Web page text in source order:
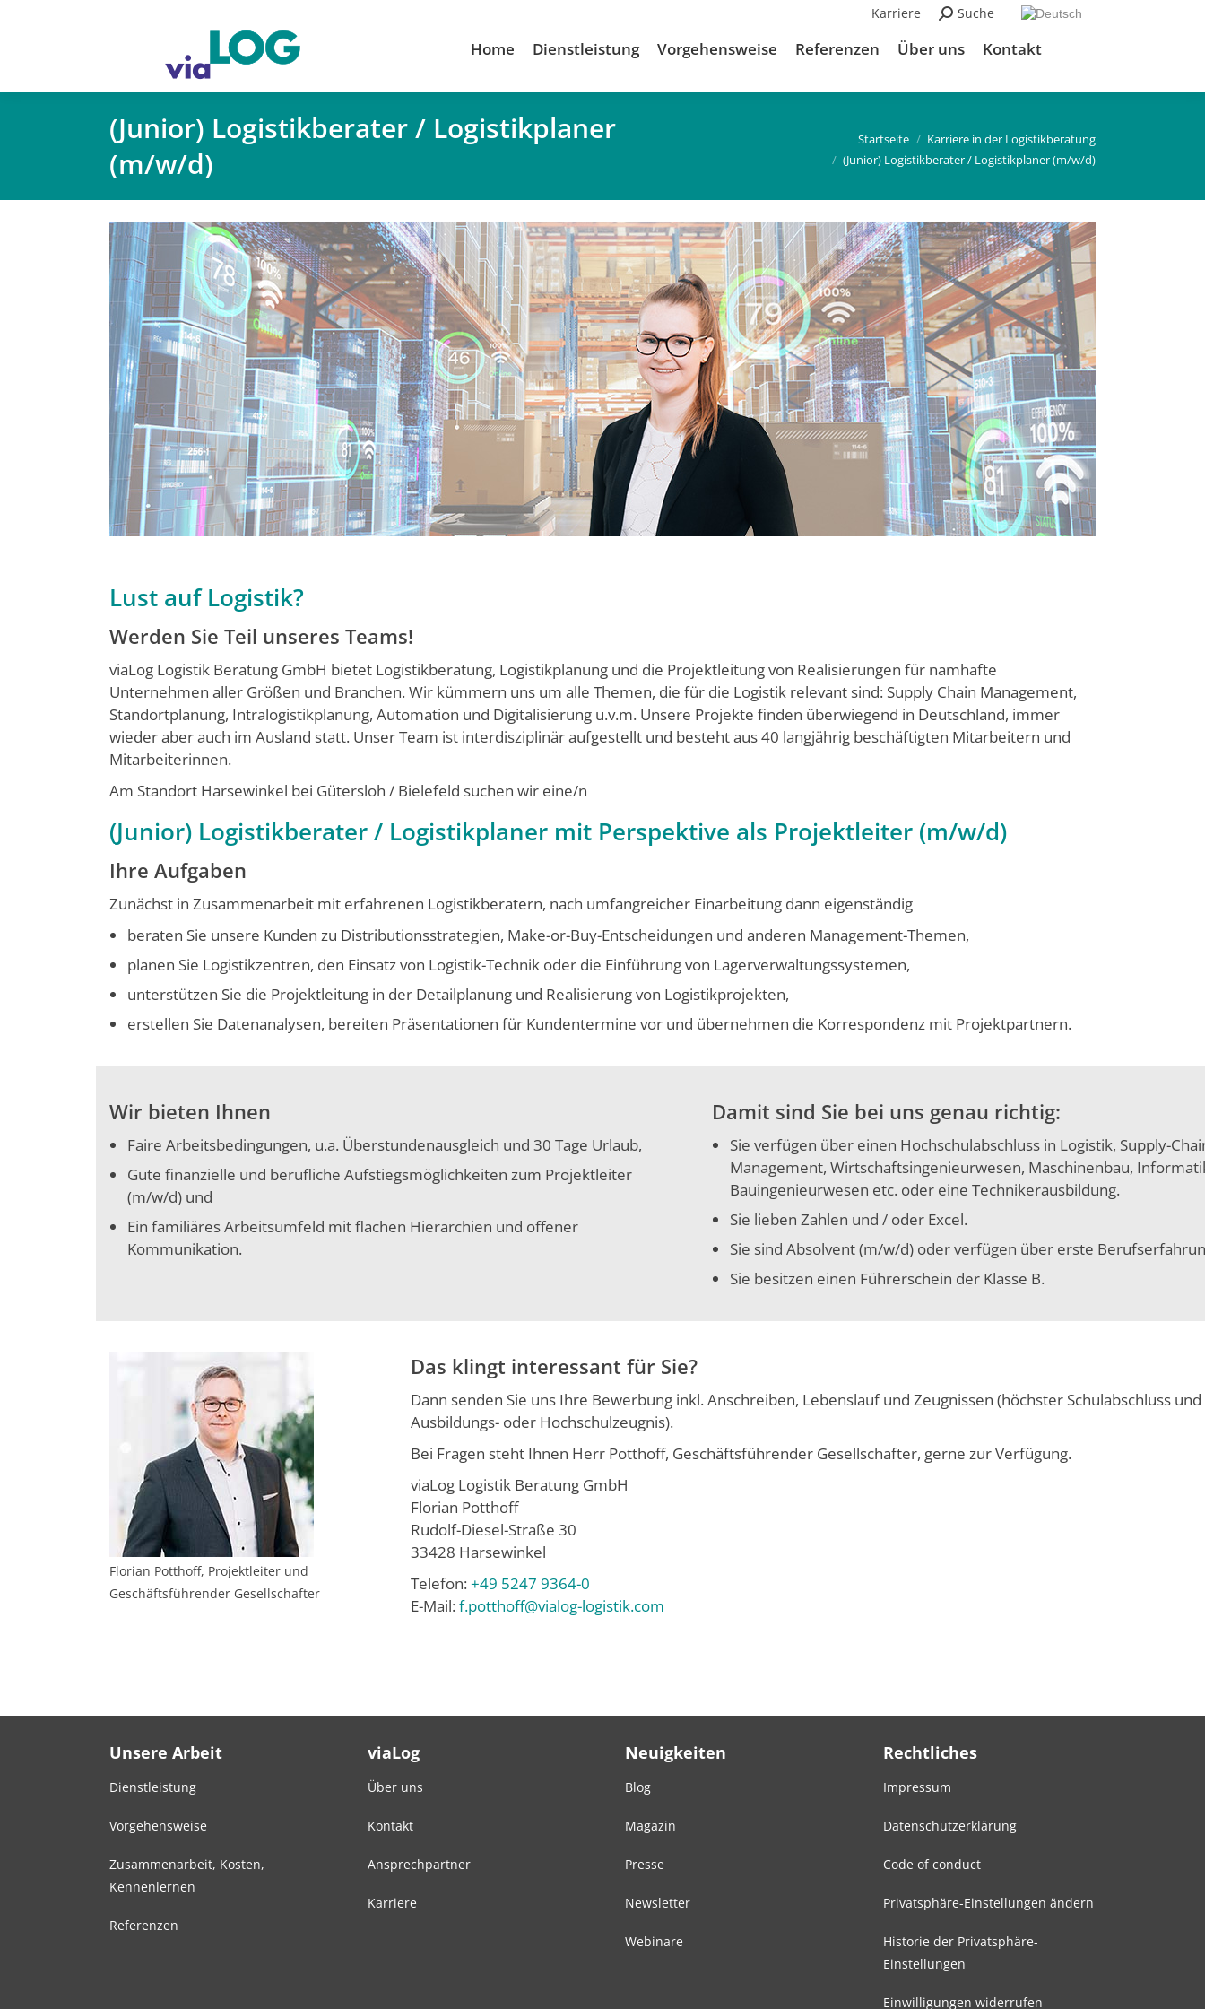
Karriere Suchen:
Suche
Home Dienstleistung Vorgehensweise Referenzen Über uns Kontakt
(Junior) Logistikberater / Logistikplaner
(m/w/d)
Startseite
Karriere in der Logistikberatung
(Junior) Logistikberater / Logistikplaner (m/w/d)
Lust auf Logistik?
Werden Sie Teil unseres Teams!
viaLog Logistik Beratung GmbH bietet Logistikberatung, Logistikplanung und die Projektleitung von Realisierungen für namhafte
Unternehmen aller Größen und Branchen. Wir kümmern uns um alle Themen, die für die Logistik relevant sind: Supply Chain Management,
Standortplanung, Intralogistikplanung, Automation und Digitalisierung u.v.m. Unsere Projekte finden überwiegend in Deutsch­land, immer
wieder aber auch im Ausland statt. Unser Team ist interdisziplinär aufge­stellt und besteht aus 40 langjährig beschäftigten Mitarbeitern und
Mitarbeiterinnen.
Am Standort Harsewinkel bei Gütersloh / Bielefeld suchen wir eine/n
(Junior) Logistikberater / Logistikplaner mit Perspektive als Projektleiter (m/w/d)
Ihre Aufgaben
Zunächst in Zusammenarbeit mit erfahrenen Logistikbera­tern, nach umfangreicher Einarbeitung dann eigenständig
beraten Sie unsere Kunden zu Distributions­strategien, Make-or-Buy-Entscheidungen und anderen Management-Themen,
planen Sie Logistikzentren, den Einsatz von Logistik-Technik oder die Einführung von Lagerverwaltungssystemen,
unterstützen Sie die Projektleitung in der Detailplanung und Realisierung von Logistikprojekten,
erstellen Sie Datenanalysen, bereiten Präsentationen für Kundentermine vor und übernehmen die Korrespondenz mit Projektpartnern.
Wir bieten Ihnen
Faire Arbeitsbedingungen, u.a. Überstundenausgleich und 30 Tage Urlaub,
Gute finanzielle und berufliche Aufstiegsmöglichkeiten zum Projektleiter
(m/w/d) und
Ein familiäres Arbeitsumfeld mit flachen Hierarchien und offener
Kommunikation.
Damit sind Sie bei uns genau richtig:
Sie verfügen über einen Hochschulabschluss in Logistik, Supply-
Management, Wirtschaftsingenieurwesen, Maschinenbau,
Bauingenieurwesen etc. oder eine Technikerausbil­dung.
Sie lieben Zahlen und / oder Excel.
Sie sind Absolvent (m/w/d) oder verfügen über erste
Sie besitzen einen Führerschein der Klasse B.
Florian Potthoff, Projektleiter und
Geschäftsführender Gesellschafter
Das klingt interessant für Sie?
Dann senden Sie uns Ihre Bewerbung inkl. Anschreiben, Lebenslauf und Zeugnissen (höchster Schulabschluss und
Ausbildungs- oder Hochschulzeugnis).
Bei Fragen steht Ihnen Herr Potthoff, Geschäftsführender Gesellschafter, gerne zur Verfügung.
viaLog Logistik Beratung GmbH
Florian Potthoff
Rudolf-Diesel-Straße 30
33428 Harsewinkel
Telefon:+49 5247 9364-0
E-Mail:f.potthoff@vialog-logistik.com
Unsere Arbeit
Dienstleistung
Vorgehensweise
Zusammenarbeit, Kosten,
Kennenlernen
Referenzen
viaLog
Über uns
Kontakt
Ansprechpartner
Karriere
Neuigkeiten
Blog
Magazin
Presse
Newsletter
Webinare
Rechtliches
Impressum
Datenschutzerklärung
Code of conduct
Privatsphäre-Einstellungen ändern
Historie der Privatsphäre-
Einstellungen
Einwilligungen widerrufen